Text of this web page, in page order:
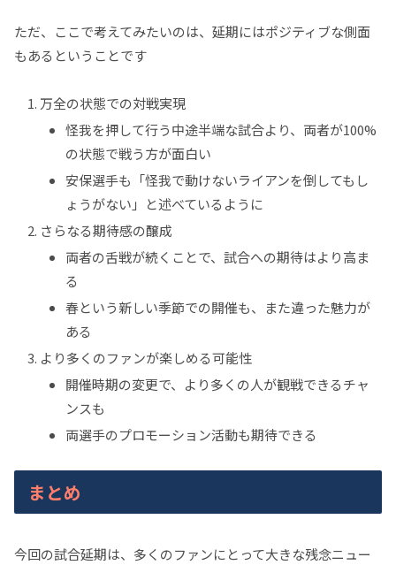
ただ、ここで考えてみたいのは、延期にはポジティブな側面
もあるということです
万全の状態での対戦実現
怪我を押して行う中途半端な試合より、両者が100%
の状態で戦う方が面白い
安保選手も「怪我で動けないライアンを倒してもし
ょうがない」と述べているように
さらなる期待感の醸成
両者の舌戦が続くことで、試合への期待はより高ま
る
春という新しい季節での開催も、また違った魅力が
ある
より多くのファンが楽しめる可能性
開催時期の変更で、より多くの人が観戦できるチャ
ンスも
両選手のプロモーション活動も期待できる
まとめ
今回の試合延期は、多くのファンにとって大きな残念ニュー